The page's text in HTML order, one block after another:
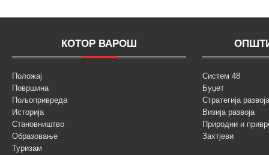
КОТОР ВАРОШ
Положај
Површина
Пољопривреда
Историја
Становништво
Образовање
Туризам
Систем 48
Буџет
Стратегија
Визија развоја
Природни и
Захтјеви